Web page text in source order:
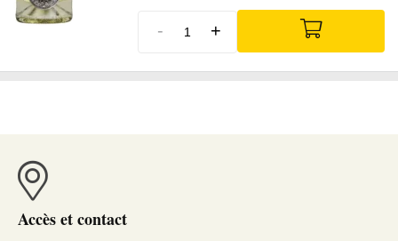
- +
Accès et contact